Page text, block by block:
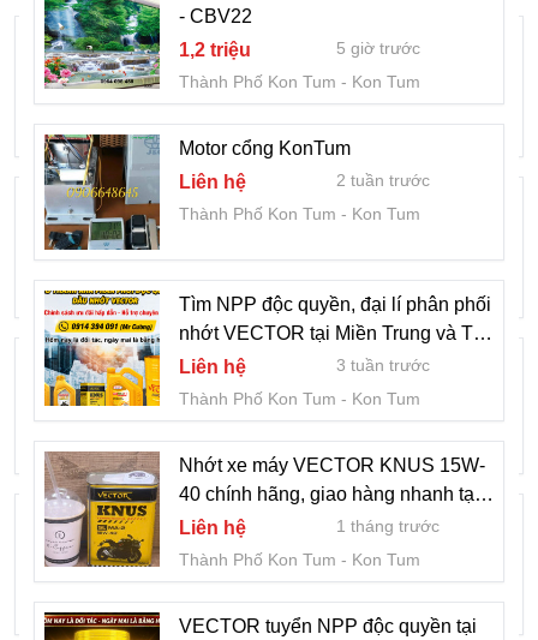
VECTOR tuyển NPP độc quyền tại
Liên hệ
1 tháng trước
Thành Phố Kon Tum
Chỉ 5 tỷ sở hữu ngay biệt thự nhà vườn
5 tỷ
1 tháng trước
Thành Phố Kon Tum
Kon Tum
Nên chọn chân tăng chỉnh Fami ở đâu ?
1 ngàn
1 tháng trước
Thành Phố Kon Tum
Kon Tum
Thép Tấm Chịu Nhiệt lò hơi A515 Gr70,
A516 Gr70,20mm,25mm
30 ngàn
1 tháng trước
Thành Phố Kon Tum
Kon Tum
- CBV22
1,2 triệu
5 giờ trước
Thành Phố Kon Tum
Kon Tum
Motor cổng KonTum
Liên hệ
2 tuần trước
Thành Phố Kon Tum
Kon Tum
Tìm NPP độc quyền, đại lí phân phối
nhớt VECTOR tại Miền Trung và Tây
Nguyên
Liên hệ
3 tuần trước
Thành Phố Kon Tum
Kon Tum
Nhớt xe máy VECTOR KNUS 15W-
40 chính hãng, giao hàng nhanh tại
KonTum
Liên hệ
1 tháng trước
Thành Phố Kon Tum
Kon Tum
VECTOR tuyển NPP độc quyền tại